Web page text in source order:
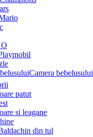
Camera bebelusului
patut
si leagane
din tul